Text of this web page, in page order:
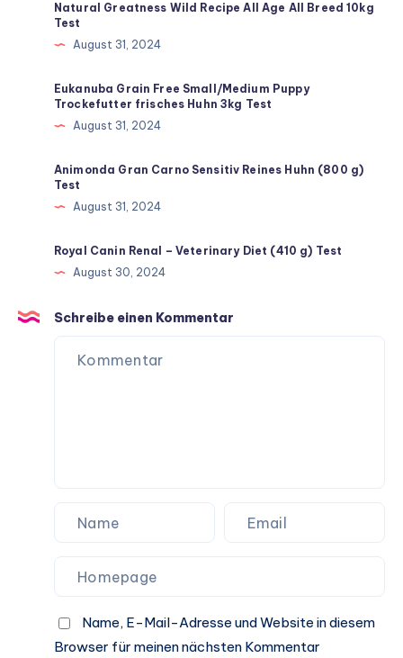
Natural Greatness Wild Recipe All Age All Breed 10kg
Test
August 31, 2024
Eukanuba Grain Free Small/Medium Puppy
Trockefutter frisches Huhn 3kg Test
August 31, 2024
Animonda Gran Carno Sensitiv Reines Huhn (800 g)
Test
August 31, 2024
Royal Canin Renal – Veterinary Diet (410 g) Test
August 30, 2024
Schreibe einen Kommentar
Name, E-Mail-Adresse und Website in diesem
Browser für meinen nächsten Kommentar